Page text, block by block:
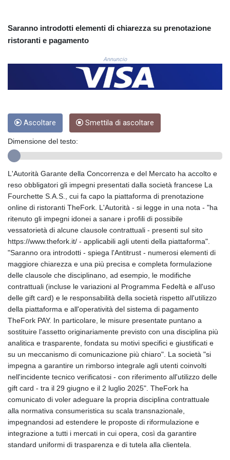
CRC 524.099988
CVE 110.809379
CZK 24.24407
DJF 204.817306
DZD 153.365094
EGP 57.264782
FKP 0.856077
GBP 0.85641
GEL 3.013725
GGP 0.856077
GHS 13.524239
GIP 0.856077
GMD 85.282572
GNF
10118.69464
GTQ 8.791437
GYD 241.048608
HKD 9.04099
HNL 30.88171
HRK 7.536585
HTG 150.649793
HUF 364.625083
IDR
20648.821428
ILS 3.46629
IMP 0.856077
INR 109.809273
IQD
1509.393123
IRR
1584474.640687
Saranno introdotti elementi di chiarezza su prenotazione
ristoranti e pagamento
Annuncio
Ascoltare Smettila di ascoltare
Dimensione del testo:
L'Autorità Garante della Concorrenza e del Mercato ha accolto e
reso obbligatori gli impegni presentati dalla società francese La
Fourchette S.A.S., cui fa capo la piattaforma di prenotazione
online di ristoranti TheFork. L'Autorità - si legge in una nota - "ha
ritenuto gli impegni idonei a sanare i profili di possibile
vessatorietà di alcune clausole contrattuali - presenti sul sito
https://www.thefork.it/ - applicabili agli utenti della piattaforma".
"Saranno ora introdotti - spiega l'Antitrust - numerosi elementi di
maggiore chiarezza e una più precisa e completa formulazione
delle clausole che disciplinano, ad esempio, le modifiche
contrattuali (incluse le variazioni al Programma Fedeltà e all'uso
delle gift card) e le responsabilità della società rispetto all'utilizzo
della piattaforma e all'operatività del sistema di pagamento
TheFork PAY. In particolare, le misure presentate puntano a
sostituire l'assetto originariamente previsto con una disciplina più
analitica e trasparente, fondata su motivi specifici e giustificati e
su un meccanismo di comunicazione più chiaro". La società "si
impegna a garantire un rimborso integrale agli utenti coinvolti
nell'incidente tecnico verificatosi - con riferimento all'utilizzo delle
gift card - tra il 29 giugno e il 2 luglio 2025". TheFork ha
comunicato di voler adeguare la propria disciplina contrattuale
alla normativa consumeristica su scala transnazionale,
impegnandosi ad estendere le proposte di riformulazione e
integrazione a tutti i mercati in cui opera, così da garantire
standard uniformi di trasparenza e di tutela alla clientela.